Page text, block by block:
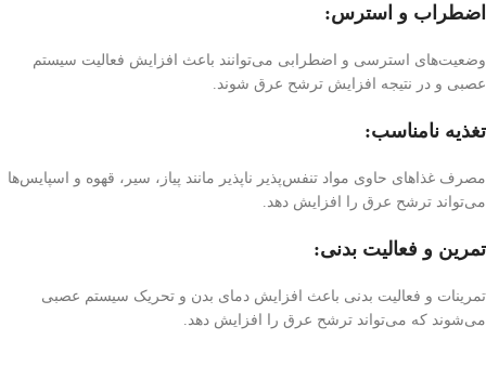
اضطراب و استرس:
وضعیت‌های استرسی و اضطرابی می‌توانند باعث افزایش فعالیت سیستم
عصبی و در نتیجه افزایش ترشح عرق شوند.
تغذیه نامناسب:
مصرف غذاهای حاوی مواد تنفس‌پذیر ناپذیر مانند پیاز، سیر، قهوه و اسپایس‌ها
می‌تواند ترشح عرق را افزایش دهد.
تمرین و فعالیت بدنی:
تمرینات و فعالیت بدنی باعث افزایش دمای بدن و تحریک سیستم عصبی
می‌شوند که می‌تواند ترشح عرق را افزایش دهد.